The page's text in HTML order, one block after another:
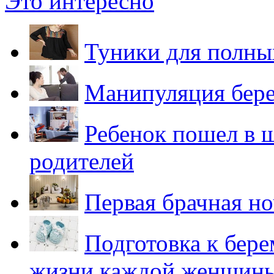
Туники для
Манипуляция
Ребенок пошел в
родителей
Первая брачная
Подготовка к